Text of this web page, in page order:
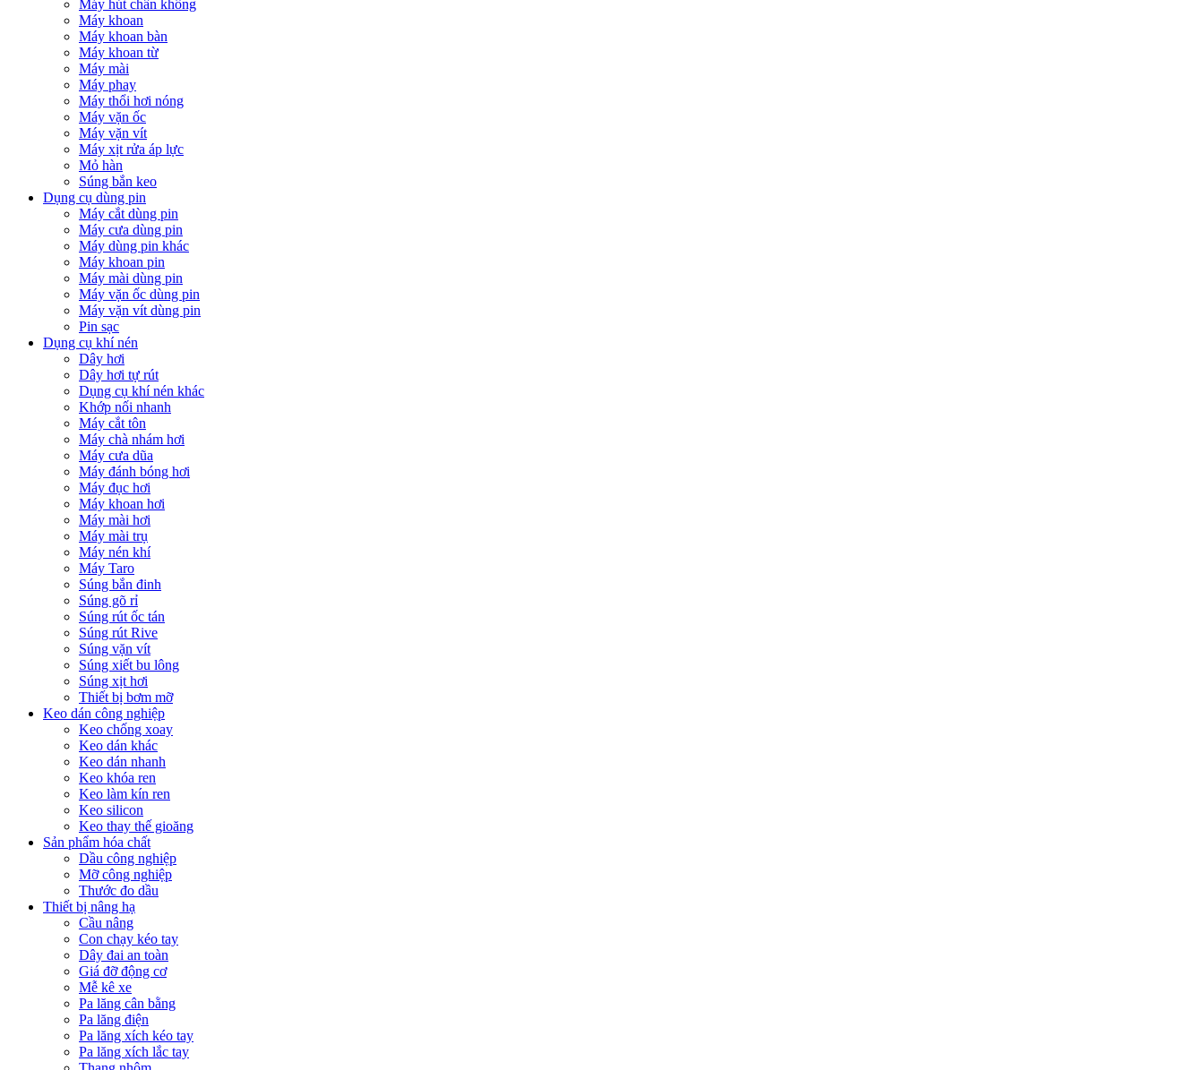
Máy hút chân không
Máy khoan
Máy khoan bàn
Máy khoan từ
Máy mài
Máy phay
Máy thổi hơi nóng
Máy vặn ốc
Máy vặn vít
Máy xịt rửa áp lực
Mỏ hàn
Súng bắn keo
Dụng cụ dùng pin
Máy cắt dùng pin
Máy cưa dùng pin
Máy dùng pin khác
Máy khoan pin
Máy mài dùng pin
Máy vặn ốc dùng pin
Máy vặn vít dùng pin
Pin sạc
Dụng cụ khí nén
Dây hơi
Dây hơi tự rút
Dụng cụ khí nén khác
Khớp nối nhanh
Máy cắt tôn
Máy chà nhám hơi
Máy cưa dũa
Máy đánh bóng hơi
Máy đục hơi
Máy khoan hơi
Máy mài hơi
Máy mài trụ
Máy nén khí
Máy Taro
Súng bắn đinh
Súng gõ rỉ
Súng rút ốc tán
Súng rút Rive
Súng vặn vít
Súng xiết bu lông
Súng xịt hơi
Thiết bị bơm mỡ
Keo dán công nghiệp
Keo chống xoay
Keo dán khác
Keo dán nhanh
Keo khóa ren
Keo làm kín ren
Keo silicon
Keo thay thế gioăng
Sản phẩm hóa chất
Dầu công nghiệp
Mỡ công nghiệp
Thước đo dầu
Thiết bị nâng hạ
Cầu nâng
Con chạy kéo tay
Dây đai an toàn
Giá đỡ động cơ
Mễ kê xe
Pa lăng cân bằng
Pa lăng điện
Pa lăng xích kéo tay
Pa lăng xích lắc tay